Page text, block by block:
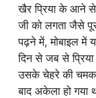
खैर प्रिया के आने से
जी को लगता जैसे
पढ़ने में, मोबाइल में
दिन से जब से
उसके चेहरे की चमक
बाद अकेला हो गया